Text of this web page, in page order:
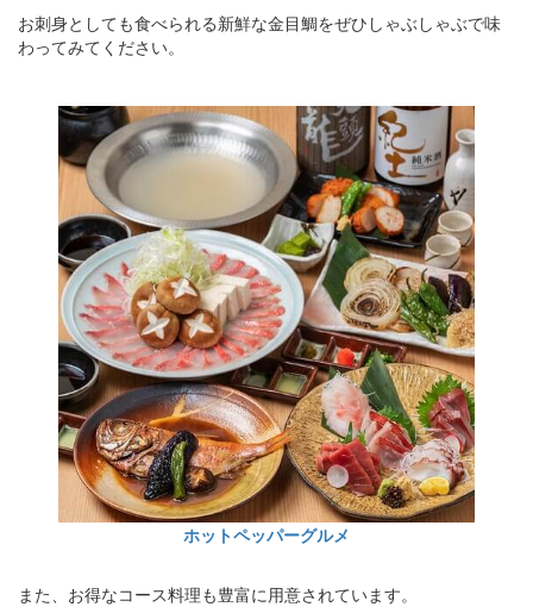
お刺身としても食べられる新鮮な金目鯛をぜひしゃぶしゃぶで味
わってみてください。
ホットペッパーグルメ
また、お得なコース料理も豊富に用意されています。